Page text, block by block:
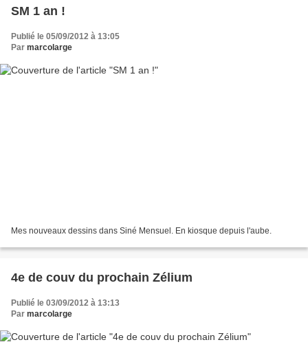
SM 1 an !
Publié le 05/09/2012 à 13:05
Par marcolarge
Mes nouveaux dessins dans Siné Mensuel. En kiosque depuis l'aube.
4e de couv du prochain Zélium
Publié le 03/09/2012 à 13:13
Par marcolarge